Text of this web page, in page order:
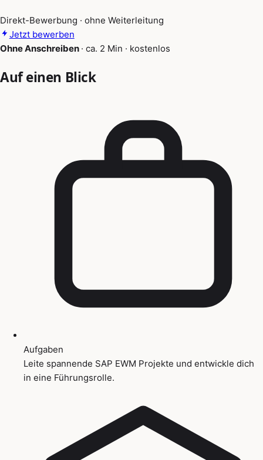
Direkt-Bewerbung · ohne Weiterleitung
Jetzt bewerben
Ohne Anschreiben · ca. 2 Min · kostenlos
Auf einen Blick
Aufgaben
Leite spannende SAP EWM Projekte und entwickle dich
in eine Führungsrolle.